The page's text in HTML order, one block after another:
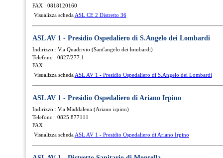
FAX : 0818120160
Visualizza scheda ASL CE 2 Distretto 36
ASL AV 1 - Presidio Ospedaliero di S.Angelo dei Lombardi
Indirizzo : Via Quadrivio (Sant'angelo dei lombardi)
Telefono : 0827/277.1
FAX :
Visualizza scheda ASL AV 1 - Presidio Ospedaliero di S.Angelo dei Lombardi
ASL AV 1 - Presidio Ospedaliero di Ariano Irpino
Indirizzo : Via Maddalena (Ariano irpino)
Telefono : 0825 877111
FAX :
Visualizza scheda ASL AV 1 - Presidio Ospedaliero di Ariano Irpino